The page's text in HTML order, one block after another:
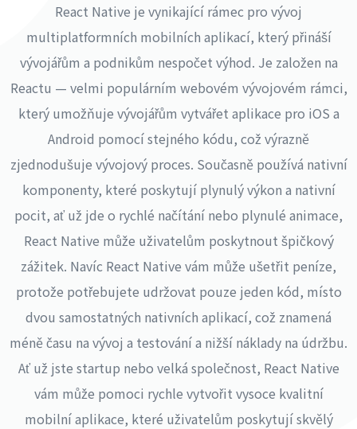
React Native je vynikající rámec pro vývoj
multiplatformních mobilních aplikací, který přináší
vývojářům a podnikům nespočet výhod. Je založen na
Reactu — velmi populárním webovém vývojovém rámci,
který umožňuje vývojářům vytvářet aplikace pro iOS a
Android pomocí stejného kódu, což výrazně
zjednodušuje vývojový proces. Současně používá nativní
komponenty, které poskytují plynulý výkon a nativní
pocit, ať už jde o rychlé načítání nebo plynulé animace,
React Native může uživatelům poskytnout špičkový
zážitek. Navíc React Native vám může ušetřit peníze,
protože potřebujete udržovat pouze jeden kód, místo
dvou samostatných nativních aplikací, což znamená
méně času na vývoj a testování a nižší náklady na údržbu.
Ať už jste startup nebo velká společnost, React Native
vám může pomoci rychle vytvořit vysoce kvalitní
mobilní aplikace, které uživatelům poskytují skvělý